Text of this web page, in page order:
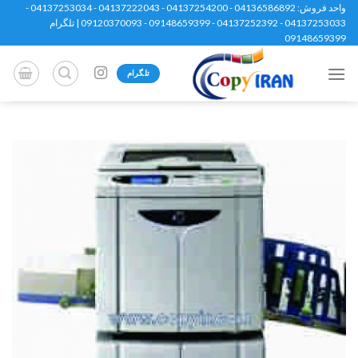
Skip
content
واحد فروش: 04136586892 - 04137254200 - 04137222043 - 04137253034 -
04137253033 - 04137252392 - 09148659399 - 09120370093 | تلگرام
09148659399
تلگرام